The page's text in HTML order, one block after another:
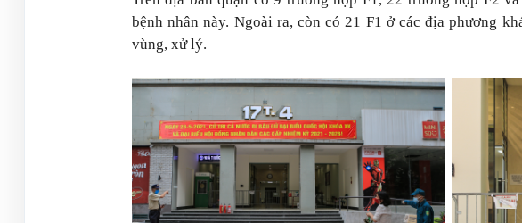
bệnh nhân này. Ngoài ra, còn có 21 F1 ở các địa phương
vùng, xử lý.